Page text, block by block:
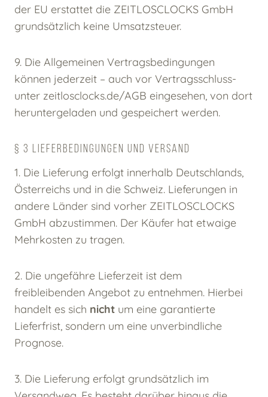
der EU erstattet die ZEITLOSCLOCKS GmbH
grundsätzlich keine Umsatzsteuer.
9. Die Allgemeinen Vertragsbedingungen
können jederzeit – auch vor Vertragsschluss-
unter zeitlosclocks.de/AGB eingesehen, von dort
heruntergeladen und gespeichert werden.
§ 3 LIEFERBEDINGUNGEN UND VERSAND
1. Die Lieferung erfolgt innerhalb Deutschlands,
Österreichs und in die Schweiz. Lieferungen in
andere Länder sind vorher ZEITLOSCLOCKS
GmbH abzustimmen. Der Käufer hat etwaige
Mehrkosten zu tragen.
2. Die ungefähre Lieferzeit ist dem
freibleibenden Angebot zu entnehmen. Hierbei
handelt es sich nicht um eine garantierte
Lieferfrist, sondern um eine unverbindliche
Prognose.
3. Die Lieferung erfolgt grundsätzlich im